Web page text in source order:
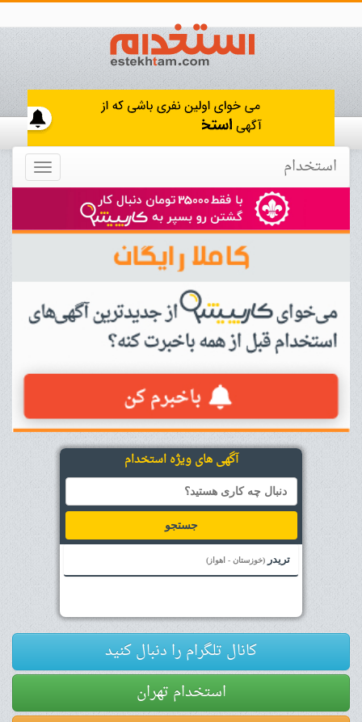
Toggle استخدام
آگهی های ویژه استخدام
جستجو
تریدر (خوزستان - اهواز)
کانال تلگرام را دنبال کنید
استخدام تهران